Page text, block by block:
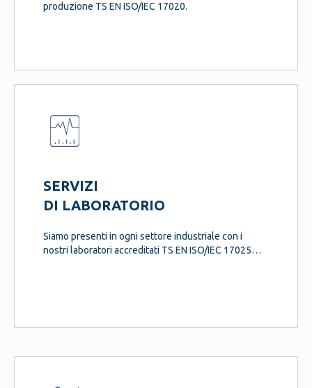
produzione TS EN ISO/IEC 17020.
SERVIZI
DI LABORATORIO
Siamo presenti in ogni settore industriale con i
nostri laboratori accreditati TS EN ISO/IEC 17025…